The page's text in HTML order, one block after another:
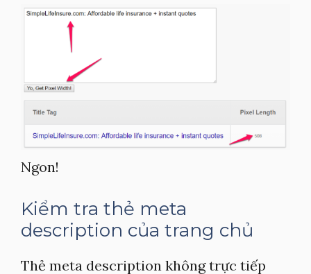
Ngon!
Kiểm tra thẻ meta
description của trang chủ
Thẻ meta description không trực tiếp